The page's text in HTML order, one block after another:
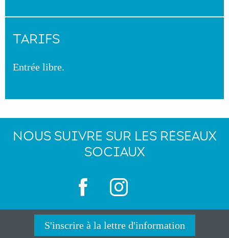
TARIFS
Entrée libre.
NOUS SUIVRE SUR LES RÉSEAUX
SOCIAUX
S'inscrire à la lettre d'information